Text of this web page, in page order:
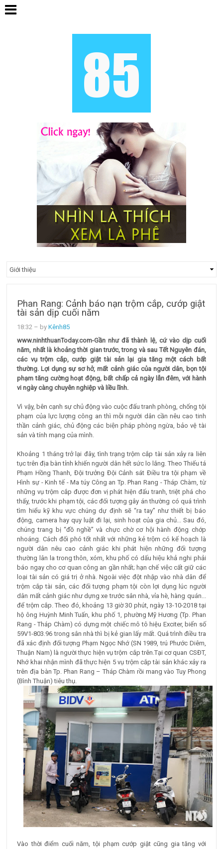
Phan Rang: Cảnh báo nạn trộm cắp, cướp giật
tài sản dịp cuối năm
18:32 – byKênh85
www.ninhthuanToday.com-Gần như đã thành lệ, cứ vào dịp cuối
năm, nhất là khoảng thời gian trước, trong và sau Tết Nguyên đán,
các vụ trộm cắp, cướp giật tài sản lại gia tăng một cách bất
thường. Lợi dụng sự sơ hở, mất cảnh giác của người dân, bọn tội
phạm tăng cường hoạt động, bất chấp cả ngày lẫn đêm, với hành
vi ngày càng chuyên nghiệp và liều lĩnh.
Vì vậy, bên cạnh sự chủ động vào cuộc đấu tranh phòng, chống tội
phạm của lực lượng công an thì mỗi người dân cần nêu cao tinh
thần cảnh giác, chủ động các biện pháp phòng ngừa, bảo vệ tài
sản và tính mạng của mình.
Khoảng 1 tháng trở lại đây, tình trạng trộm cắp tài sản xảy ra liên
tục trên địa bàn tỉnh khiến người dân hết sức lo lắng. Theo Thiếu tá
Phạm Hồng Thanh, Đội trưởng Đội Cảnh sát Điều tra tội phạm về
Hình sự - Kinh tế - Ma túy Công an Tp. Phan Rang - Tháp Chàm, từ
những vụ trộm cắp được đơn vị phát hiện đấu tranh, triệt phá cho
thấy, trước khi phạm tội, các đối tượng gây án thường có quá trình
tìm hiểu kỹ khu vực chúng dự định sẽ “ra tay” như thiết bị báo
động, camera hay quy luật đi lại, sinh hoạt của gia chủ... Sau đó,
chúng trang bị “đồ nghề” và chực chờ cơ hội hành động chớp
nhoáng. Cách đối phó tốt nhất với những kẻ trộm có kế hoạch là
người dân nêu cao cảnh giác khi phát hiện những đối tượng
thường lân la trong thôn, xóm, khu phố có dấu hiệu khả nghi phải
báo ngay cho cơ quan công an gần nhất; hạn chế việc cất giữ các
loại tài sản có giá trị ở nhà. Ngoài việc đột nhập vào nhà dân để
trộm cắp tài sản, các đối tượng phạm tội còn lợi dụng lúc người
dân mất cảnh giác như dựng xe trước sân nhà, vỉa hè, hàng quán...
để trộm cắp. Theo đó, khoảng 13 giờ 30 phút, ngày 13-10-2018 tại
hộ ông Huỳnh Minh Tuấn, khu phố 1, phường Mỹ Hương (Tp. Phan
Rang - Tháp Chàm) có dựng một chiếc mô tô hiệu Exciter, biển số
59V1-803.96 trong sân nhà thì bị kẻ gian lấy mất. Quá trình điều tra
đã xác định đối tượng Phạm Ngọc Nhớ (SN 1989, trú Phước Diêm,
Thuận Nam) là người thực hiện vụ trộm cắp trên.Tại cơ quan CSĐT,
Nhớ khai nhận mình đã thực hiện 5 vụ trộm cắp tài sản khác xảy ra
trên địa bàn Tp. Phan Rang – Tháp Chàm rồi mang vào Tuy Phong
(Bình Thuận) tiêu thụ.
Vào thời điểm cuối năm, tội phạm cướp giật cũng gia tăng với